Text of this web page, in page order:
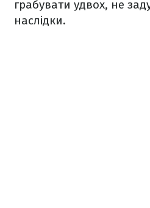
грабувати удвох, не
наслідки.